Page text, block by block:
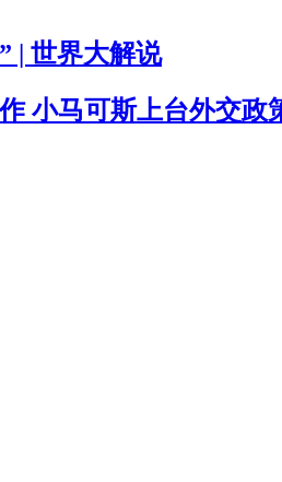
| 世界大解说
小马可斯上台外交政